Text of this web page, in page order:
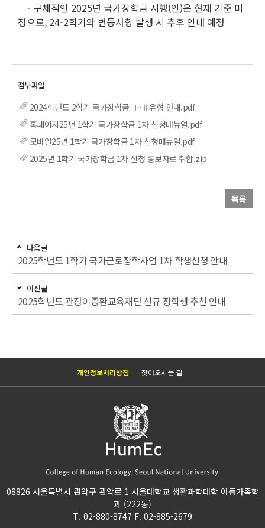
- 구체적인 2025년 국가장학금 시행(안)은 현재 기준 미
정으로, 24-2학기와 변동사항 발생 시 추후 안내 예정
2024학년도 2학기 국가장학금 Ⅰ·Ⅱ유형 안내.pdf
홈페이지25년 1학기 국가장학금 1차 신청매뉴얼.pdf
모바일25년 1학기 국가장학금 1차 신청매뉴얼.pdf
2025년 1학기 국가장학금 1차 신청 홍보자료 취합.zip
목록
다음글
2025학년도 1학기 국가근로장학사업 1차 학생신청 안내
이전글
2025학년도 관정이종환교육재단 신규 장학생 추천 안내
개인정보처리방침 찾아오시는 길
08826 서울특별시 관악구 관악로 1 서울대학교 생활과학대학 아동가족학
과 (222동)
T. 02-880-8747 F. 02-885-2679